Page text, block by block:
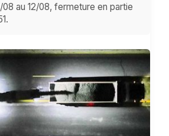
08 au 12/08, fermeture en partie